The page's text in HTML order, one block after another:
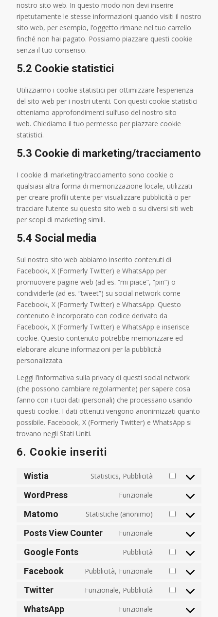
nostro sito web. In questo modo non devi inserire
ripetutamente le stesse informazioni quando visiti il nostro
sito web, per esempio, l’oggetto rimane nel tuo carrello
finché non hai pagato. Possiamo piazzare questi cookie
senza il tuo consenso.
5.2 Cookie statistici
Utilizziamo i cookie statistici per ottimizzare l’esperienza
del sito web per i nostri utenti. Con questi cookie statistici
otteniamo approfondimenti sull’uso del nostro sito
web. Chiediamo il tuo permesso per piazzare cookie
statistici.
5.3 Cookie di marketing/tracciamento
I cookie di marketing/tracciamento sono cookie o
qualsiasi altra forma di memorizzazione locale, utilizzati
per creare profili utente per visualizzare pubblicità o per
tracciare l’utente su questo sito web o su diversi siti web
per scopi di marketing simili.
5.4 Social media
Sul nostro sito web abbiamo inserito contenuti di
Facebook, X (Formerly Twitter) e WhatsApp per
promuovere pagine web (ad es. “mi piace”, “pin”) o
condividerle (ad es. “tweet”) su social network come
Facebook, X (Formerly Twitter) e WhatsApp. Questo
contenuto è incorporato con codice derivato da
Facebook, X (Formerly Twitter) e WhatsApp e inserisce
cookie. Questo contenuto potrebbe memorizzare ed
elaborare alcune informazioni per la pubblicità
personalizzata.
Leggi l’informativa sulla privacy di questi social network
(che possono cambiare regolarmente) per sapere cosa
fanno con i tuoi dati (personali) che processano usando
questi cookie. I dati ottenuti vengono anonimizzati quanto
possibile. Facebook, X (Formerly Twitter) e WhatsApp si
trovano negli Stati Uniti.
6. Cookie inseriti
Wistia Statistics, Pubblicità
Consent
wistia
WordPress Funzionale
wordpress
Matomo Statistiche (anonimo)
Consent
matomo
Posts View Counter Funzionale
posts-
counter
Google Fonts Pubblicità
Consent
google-
Facebook Pubblicità, Funzionale
Consent
facebook
Twitter Funzionale, Pubblicità
Consent
WhatsApp Funzionale